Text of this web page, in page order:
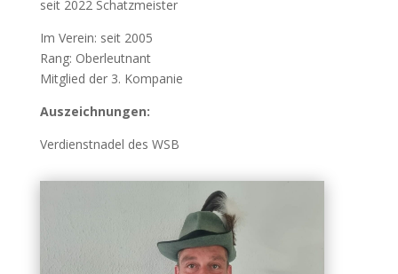
seit 2022 Schatzmeister
Im Verein: seit 2005
Rang: Oberleutnant
Mitglied der 3. Kompanie
Auszeichnungen:
Verdienstnadel des WSB